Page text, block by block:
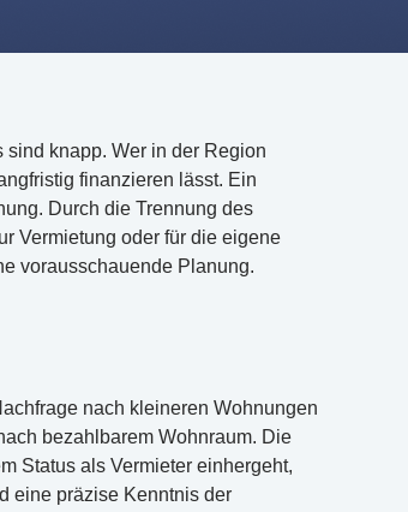
knapp. Wer in der Region
finanzieren lässt. Ein
Durch die Trennung des
Vermietung oder für die eigene
vorausschauende Planung.
nach kleineren Wohnungen
bezahlbarem Wohnraum. Die
Status als Vermieter einhergeht,
eine präzise Kenntnis der